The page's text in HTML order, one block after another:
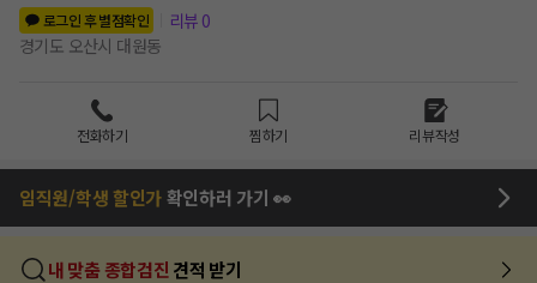
로그인 후 별점확인
리뷰 0
경기도 오산시 대원동
전화하기 찜하기 리뷰작성
임직원/학생 할인가확인하러 가기 👀
내 맞춤 종합검진 견적 받기